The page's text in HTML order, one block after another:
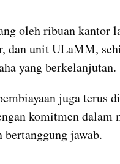
oleh ribuan kantor
dan unit ULaMM,
yang berkelanjutan.
juga terus
komitmen dalam
jawab.